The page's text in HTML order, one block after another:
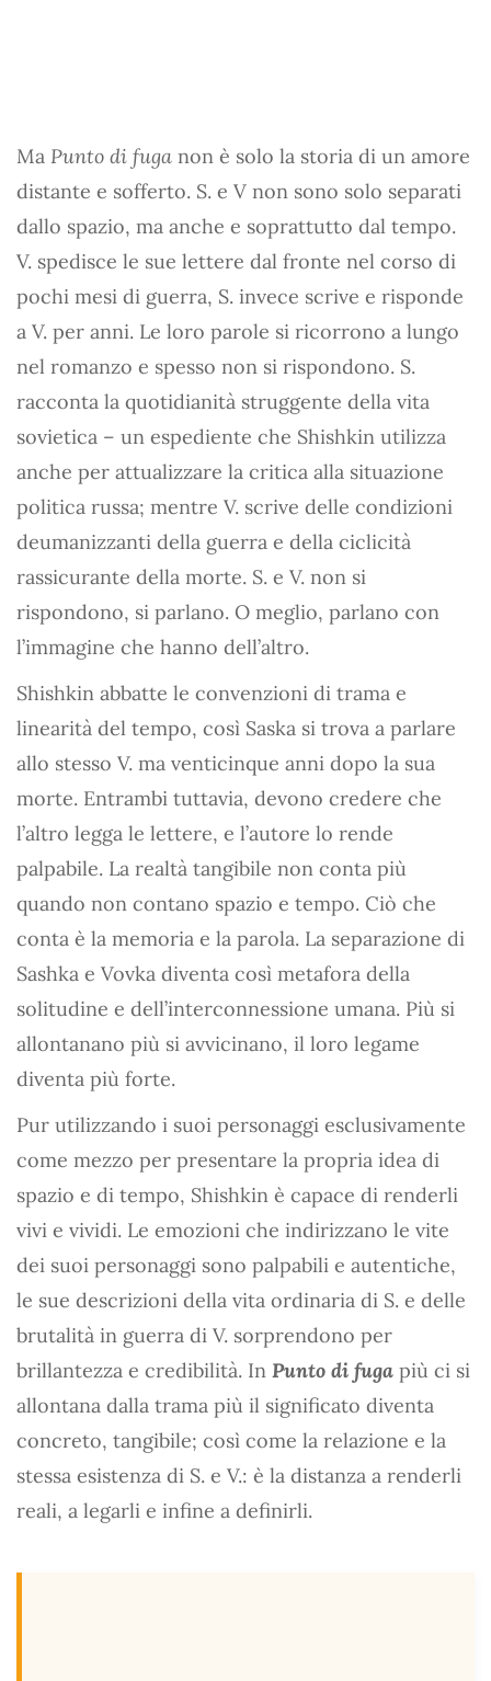
Ma Punto di fuga non è solo la storia di un amore
distante e sofferto. S. e V non sono solo separati
dallo spazio, ma anche e soprattutto dal tempo.
V. spedisce le sue lettere dal fronte nel corso di
pochi mesi di guerra, S. invece scrive e risponde
a V. per anni. Le loro parole si ricorrono a lungo
nel romanzo e spesso non si rispondono. S.
racconta la quotidianità struggente della vita
sovietica – un espediente che Shishkin utilizza
anche per attualizzare la critica alla situazione
politica russa; mentre V. scrive delle condizioni
deumanizzanti della guerra e della ciclicità
rassicurante della morte. S. e V. non si
rispondono, si parlano. O meglio, parlano con
l’immagine che hanno dell’altro.
Shishkin abbatte le convenzioni di trama e
linearità del tempo, così Saska si trova a parlare
allo stesso V. ma venticinque anni dopo la sua
morte. Entrambi tuttavia, devono credere che
l’altro legga le lettere, e l’autore lo rende
palpabile. La realtà tangibile non conta più
quando non contano spazio e tempo. Ciò che
conta è la memoria e la parola. La separazione di
Sashka e Vovka diventa così metafora della
solitudine e dell’interconnessione umana. Più si
allontanano più si avvicinano, il loro legame
diventa più forte.
Pur utilizzando i suoi personaggi esclusivamente
come mezzo per presentare la propria idea di
spazio e di tempo, Shishkin è capace di renderli
vivi e vividi. Le emozioni che indirizzano le vite
dei suoi personaggi sono palpabili e autentiche,
le sue descrizioni della vita ordinaria di S. e delle
brutalità in guerra di V. sorprendono per
brillantezza e credibilità. In Punto di fuga più ci si
allontana dalla trama più il significato diventa
concreto, tangibile; così come la relazione e la
stessa esistenza di S. e V.: è la distanza a renderli
reali, a legarli e infine a definirli.